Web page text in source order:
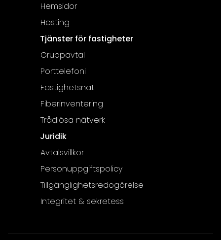
Hemsidor
Hosting
Tjänster för fastigheter
Gruppavtal
Porttelefoni
Fastighetsnät
Fiberinventering
Trådlösa nätverk
Juridik
Avtalsvillkor
Personuppgiftspolicy
Tillgänglighetsredogörelse
Integritet & sekretess